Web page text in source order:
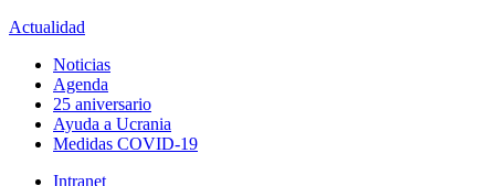
Actualidad
Noticias
Agenda
25 aniversario
Ayuda a Ucrania
Medidas COVID-19
Intranet